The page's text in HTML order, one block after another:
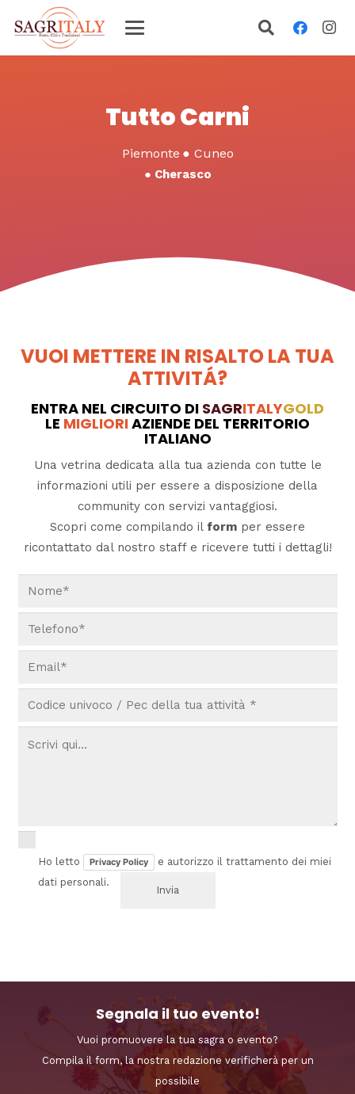
Tutto Carni
Piemonte ● Cuneo
● Cherasco
VUOI METTERE IN RISALTO LA TUA
ATTIVITÁ?
ENTRA NEL CIRCUITO DI SAGRITALYGOLD
LE MIGLIORIAZIENDE DEL TERRITORIO
ITALIANO
Una vetrina dedicata alla tua azienda con tutte le
informazioni utili per essere a disposizione della
community con servizi vantaggiosi.
Scopri come compilando il form per essere
ricontattato dal nostro staff e ricevere tutti i dettagli!
Ho letto Privacy Policy
e autorizzo il trattamento dei miei
dati personali.
Segnala il tuo evento!
Vuoi promuovere la tua sagra o evento?
Compila il form, la nostra redazione verificherà per un
possibile